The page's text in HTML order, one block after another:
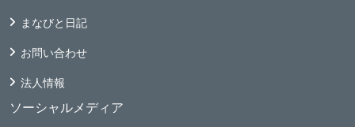
まなびと日記
お問い合わせ
法人情報
ソーシャルメディア